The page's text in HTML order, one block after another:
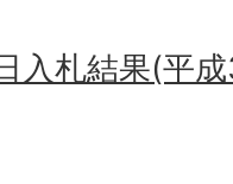
入札結果(平